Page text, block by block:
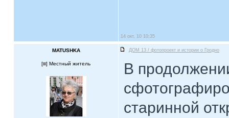
14 окт, 10 10:35
MATUSHKA ДОМ 13 / фотопроект и истории о Гродно
[ ] Местный житель
В
старинной